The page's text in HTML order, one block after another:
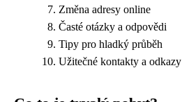
Změna adresy online
Časté otázky a odpovědi
Tipy pro hladký průběh
Užitečné kontakty a odkazy